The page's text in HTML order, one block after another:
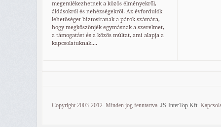
megemlékezhetnek a közös élményekről,
áldásokról és nehézségekről. Az évfordulók
lehetőséget biztosítanak a párok számára,
hogy megköszönjék egymásnak a szerelmet,
a támogatást és a közös múltat, ami alapja a
kapcsolatuknak....
Copyright 2003-2012. Minden jog fenntartva. JS-InterTop Kft.